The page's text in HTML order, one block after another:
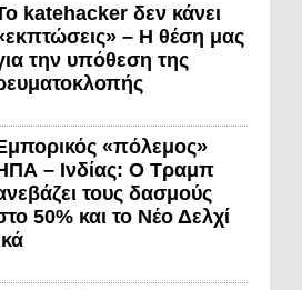
katehacker δεν κάνει
– Η θέση μας
την υπόθεση της
«πόλεμος»
– Ινδίας: Ο Τραμπ
τους δασμούς
50% και το Νέο Δελχί